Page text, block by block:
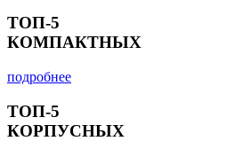
ТОП-5
КОМПАКТНЫХ
подробнее
ТОП-5
КОРПУСНЫХ